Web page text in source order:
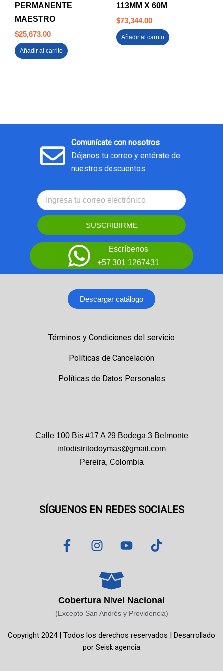
PERMANENTE
MAESTRO
$25,673.00
Añadir al carrito
113MM X 60M
$73,344.00
Añadir al carrito
Comunícate con nosotros
Déjanos tu correo y entérate de
nuestros descuentos
SUSCRIBIRME
Escríbenos
+57 301 1267431
Descargar catálogo
Términos y Condiciones del servicio
Políticas de Cancelación
Políticas de Datos Personales
Calle 100 Bis #17 A 29 Bodega 3 Belmonte
infodistritodoymas@gmail.com
Pereira, Colombia
SÍGUENOS EN REDES SOCIALES
F
a
o
o
-
I
n
t
a
g
r
m
Y
o
b
e
T
i
k
Cobertura Nivel Nacional
(Excepto San Andrés y Providencia)
Copyright 2024 | Todos los derechos reservados | Desarrollado
por Seisk agencia